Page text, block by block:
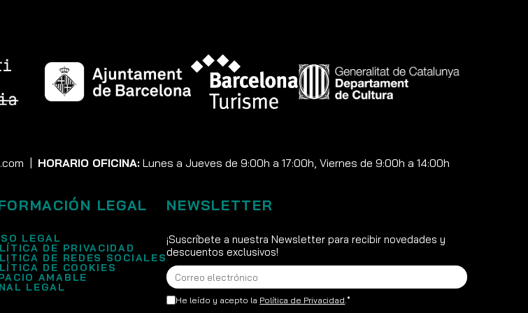
HORARIO OFICINA:Lunes a Jueves de 9:00h a 17:00h, Viernes de 9:00h a 14:00h
LEGAL
LEGAL
DE PRIVACIDAD
DE REDES SOCIALES
DE COOKIES
AMABLE
LEGAL
NEWSLETTER
¡Suscríbete a nuestra Newsletter para recibir novedades y
descuentos exclusivos!
He leído y acepto la Política de Privacidad .*